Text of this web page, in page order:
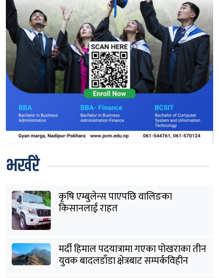
भर्खरै
कृषि एम्बुलेन्स पाएपछि वालिङका
किसानलाई राहत
मर्दी हिमाल पदयात्रामा गएका पोखराका तीन
युवक बादलडाँडा क्षेत्रबाट सम्पर्कविहीन